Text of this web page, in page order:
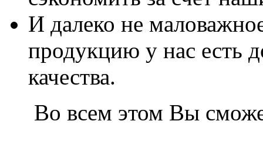
И далеко не
продукцию у нас есть
качества.
Во всем этом Вы